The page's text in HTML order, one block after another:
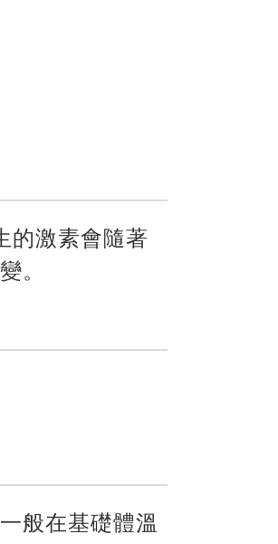
的激素會隨著
。
般在基礎體溫